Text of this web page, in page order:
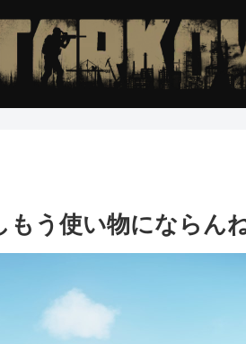
もう使い物にならん